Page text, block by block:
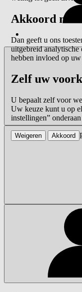
Akkoord met
Dan geeft u ons
uitgebreid analytische
hebben invloed op
Zelf uw
U bepaalt zelf voor
Uw keuze kunt u op
instellingen”
Weigeren Akkoord